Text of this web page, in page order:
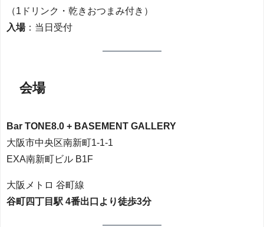
（1ドリンク・乾きおつまみ付き）
入場：当日受付
会場
Bar TONE8.0 + BASEMENT GALLERY
大阪市中央区南新町1-1-1
EXA南新町ビル B1F
大阪メトロ 谷町線
谷町四丁目駅 4番出口より徒歩3分